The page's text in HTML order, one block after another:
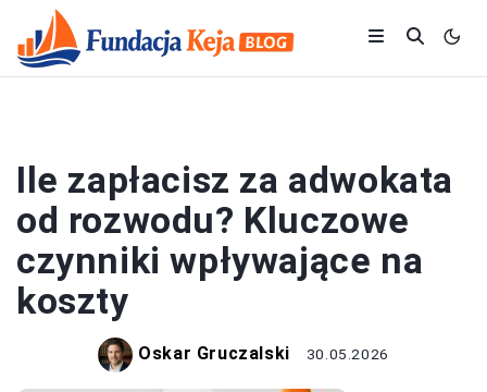
Ile zapłacisz za adwokata
od rozwodu? Kluczowe
czynniki wpływające na
koszty
Oskar Gruczalski 30.05.2026